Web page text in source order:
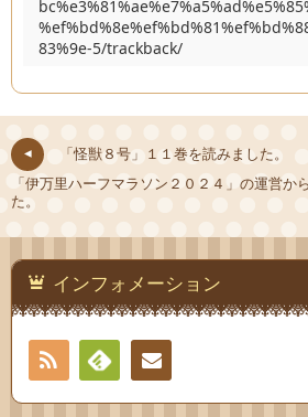
83%9e-5/trackback/
「怪獣８号」１１巻を読みました。
「伊万里ハーフマラソン２０２４」の運営か
た。
インフォメーション
RSS
Feedly連絡